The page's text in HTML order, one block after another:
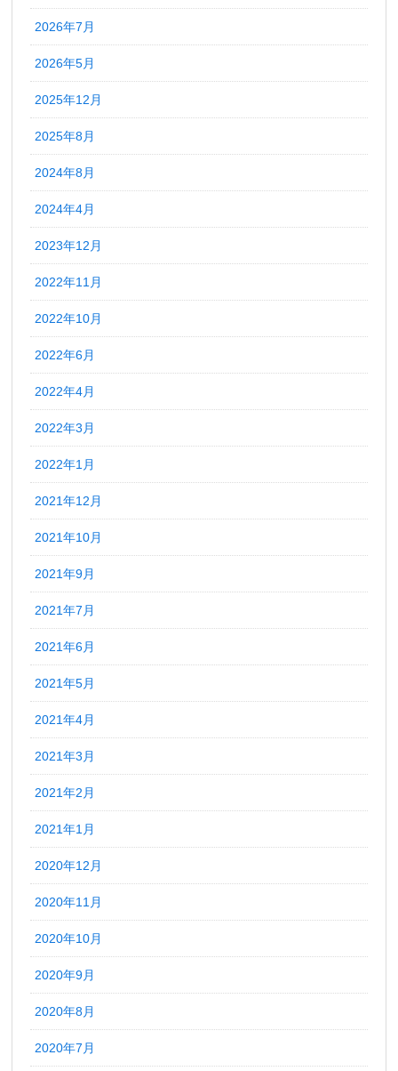
2026年7月
2026年5月
2025年12月
2025年8月
2024年8月
2024年4月
2023年12月
2022年11月
2022年10月
2022年6月
2022年4月
2022年3月
2022年1月
2021年12月
2021年10月
2021年9月
2021年7月
2021年6月
2021年5月
2021年4月
2021年3月
2021年2月
2021年1月
2020年12月
2020年11月
2020年10月
2020年9月
2020年8月
2020年7月